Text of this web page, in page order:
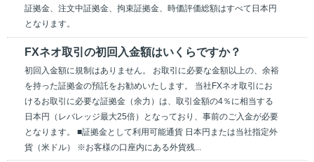
証拠金、注文中証拠金、拘束証拠金、時価評価総額はすべて日本円
となります。
FXネオ取引の初回入金額はいくらですか？
初回入金額に規制はありません。 お取引に必要な金額以上の、余裕
を持った証拠金の預託をお勧めいたします。 当社FXネオ取引にお
けるお取引に必要な証拠金（余力）は、取引金額の4％に相当する
日本円（レバレッジ最大25倍）となっており、事前のご入金が必要
となります。 ■証拠金として利用可能通貨 日本円または当社指定外
貨（米ドル） ※お客様の口座内にある外貨残...